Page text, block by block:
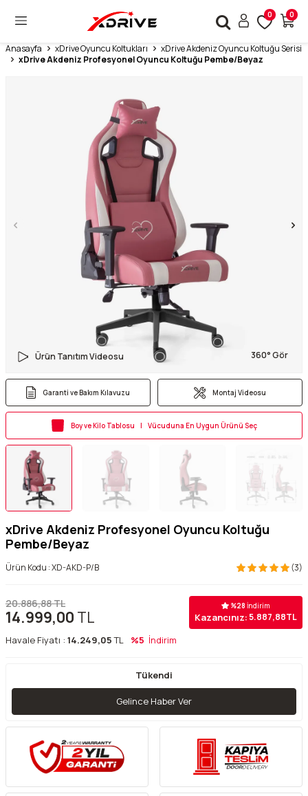
0 0
Anasayfa xDrive Oyuncu Koltukları
xDrive Akdeniz Oyuncu Koltuğu Serisi
xDrive Akdeniz Profesyonel Oyuncu Koltuğu Pembe/Beyaz
Ürün Tanıtım Videosu 360° Gör
Garanti ve Bakım Kılavuzu Montaj Videosu
Boy ve Kilo Tablosu | Vücuduna En Uygun Ürünü Seç
xDrive Akdeniz Profesyonel Oyuncu Koltuğu
Pembe/Beyaz
Ürün Kodu :XD-AKD-P/B (3)
20.886,88TL
14.999,00 TL
%28 İndirim
Kazancınız:5.887,88TL
Havale Fiyatı : 14.249,05TL %5 İndirim
Tükendi
Gelince Haber Ver